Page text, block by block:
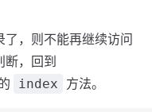
，则不能再继续访问
，回到
index 方法。